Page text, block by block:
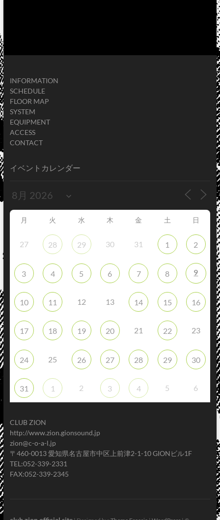
INFORMATION
SCHEDULE
FLOOR MAP
SYSTEM
EQUIPMENT
ACCESS
CONTACT
イベントカレンダー
月 火 水 木 金 土 日
27 28 29 30 31 1 2
3 4 5 6 7 8 9
10 11 12 13 14 15 16
17 18 19 20 21 22 23
24 25 26 27 28 29 30
31 1 2 3 4 5 6
CLUB ZION
http://www.zion.gionsound.jp
zion@c-o-a-l.jp
〒460-0013 愛知県名古屋市中区上前津2-1-10 GIONビル1F
TEL:052-339-2331
FAX:052-339-2345